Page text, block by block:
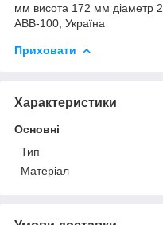
мм висота 172 мм діаметр
АВВ-100, Україна
Приховати
Характеристики
Основні
Тип
Матеріал